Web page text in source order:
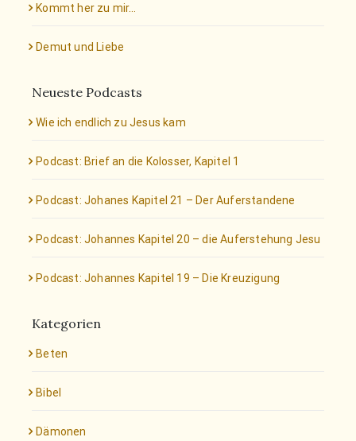
Kommt her zu mir…
Demut und Liebe
Neueste Podcasts
Wie ich endlich zu Jesus kam
Podcast: Brief an die Kolosser, Kapitel 1
Podcast: Johanes Kapitel 21 – Der Auferstandene
Podcast: Johannes Kapitel 20 – die Auferstehung Jesu
Podcast: Johannes Kapitel 19 – Die Kreuzigung
Kategorien
Beten
Bibel
Dämonen